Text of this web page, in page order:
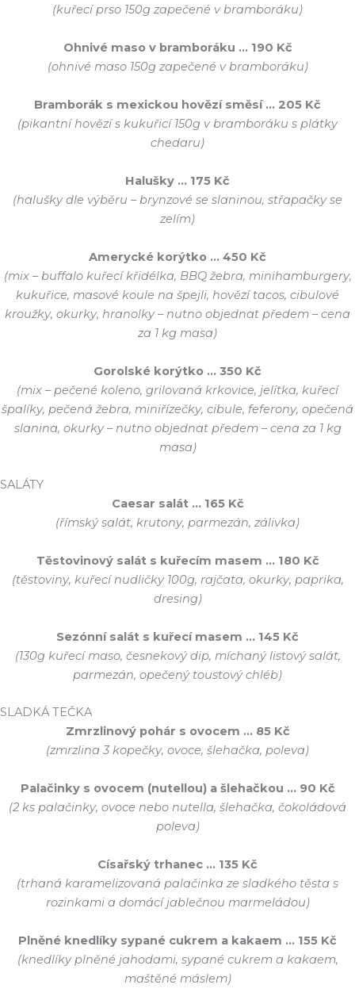
(kuřecí prso 150g zapečené v bramboráku)
Ohnivé maso v bramboráku … 190 Kč
(ohnivé maso 150g zapečené v bramboráku)
Bramborák s mexickou hovězí směsí … 205 Kč
(pikantní hovězí s kukuřicí 150g v bramboráku s plátky
chedaru)
Halušky … 175 Kč
(halušky dle výběru – brynzové se slaninou, střapačky se
zelím)
Amerycké korýtko … 450 Kč
(mix – buffalo kuřecí křidélka, BBQ žebra, minihamburgery,
kukuřice, masové koule na špejli, hovězí tacos, cibulové
kroužky, okurky, hranolky – nutno objednat předem – cena
za 1 kg masa)
Gorolské korýtko … 350 Kč
(mix – pečené koleno, grilovaná krkovice, jelítka, kuřecí
špalíky, pečená žebra, miniřízečky, cibule, feferony, opečená
slanina, okurky – nutno objednat předem – cena za 1 kg
masa)
SALÁTY
Caesar salát … 165 Kč
(římský salát, krutony, parmezán, zálivka)
Těstovinový salát s kuřecím masem … 180 Kč
(těstoviny, kuřecí nudličky 100g, rajčata, okurky, paprika,
dresing)
Sezónní salát s kuřecí masem … 145 Kč
(130g kuřecí maso, česnekový dip, míchaný listový salát,
parmezán, opečený toustový chléb)
SLADKÁ TEČKA
Zmrzlinový pohár s ovocem … 85 Kč
(zmrzlina 3 kopečky, ovoce, šlehačka, poleva)
Palačinky s ovocem (nutellou) a šlehačkou … 90 Kč
(2 ks palačinky, ovoce nebo nutella, šlehačka, čokoládová
poleva)
Císařský trhanec … 135 Kč
(trhaná karamelizovaná palačinka ze sladkého těsta s
rozinkami a domácí jablečnou marmeládou)
Plněné knedlíky sypané cukrem a kakaem … 155 Kč
(knedlíky plněné jahodami, sypané cukrem a kakaem,
maštěné máslem)